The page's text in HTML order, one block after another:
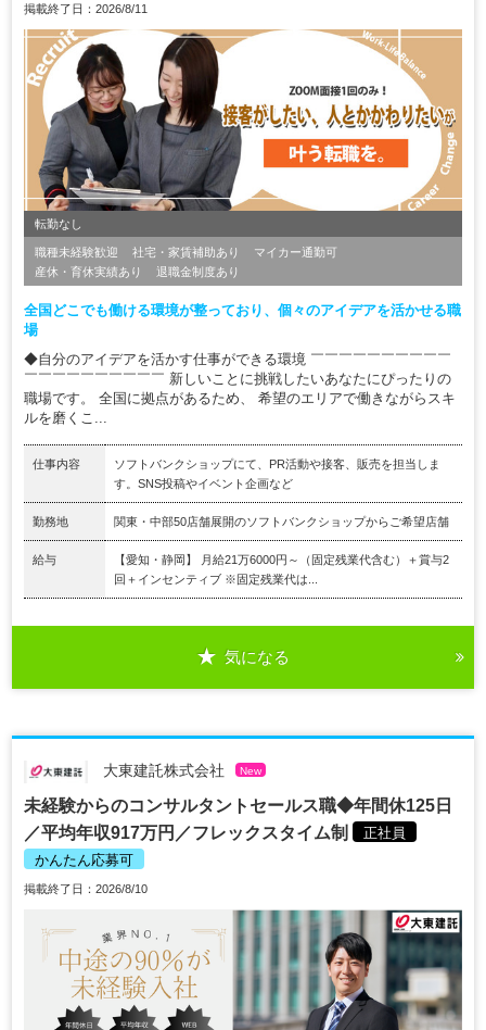
掲載終了日：2026/8/11
転勤なし
職種未経験歓迎 社宅・家賃補助あり
マイカー通勤可
産休・育休実績あり
退職金制度あり
全国どこでも働ける環境が整っており、個々のアイデアを活かせる職
場
◆自分のアイデアを活かす仕事ができる環境 ￣￣￣￣￣￣￣￣￣￣
￣￣￣￣￣￣￣￣￣￣ 新しいことに挑戦したいあなたにぴったりの
職場です。 全国に拠点があるため、 希望のエリアで働きながらスキ
ルを磨くこ...
仕事内容
ソフトバンクショップにて、PR活動や接客、販売を担当しま
す。SNS投稿やイベント企画など
勤務地 関東・中部50店舗展開のソフトバンクショップからご希望店舗
給与
【愛知・静岡】 月給21万6000円～（固定残業代含む）＋賞与2
回＋インセンティブ ※固定残業代は...
気になる
大東建託株式会社 New
未経験からのコンサルタントセールス職◆年間休125日
／平均年収917万円／フレックスタイム制
正社員
かんたん応募可
掲載終了日：2026/8/10